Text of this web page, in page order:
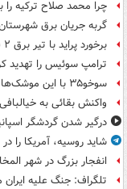
چرا محمد صلاح ترکیه را
گربه جریان برق
برخورد پراید با تیر برق ۲ فوتی بر جای گذاشت
ترامپ سوئیس را تهدید
سوخو۳۵ با این موشک‌ها به ناوهای‌جنگی حمله می‌کند
واکنش بقائی به
درگیر شدن گردشگر
شاید روسیه، آمریکا را
انفجار بزرگ در شهر
تلگراف: جنگ علیه